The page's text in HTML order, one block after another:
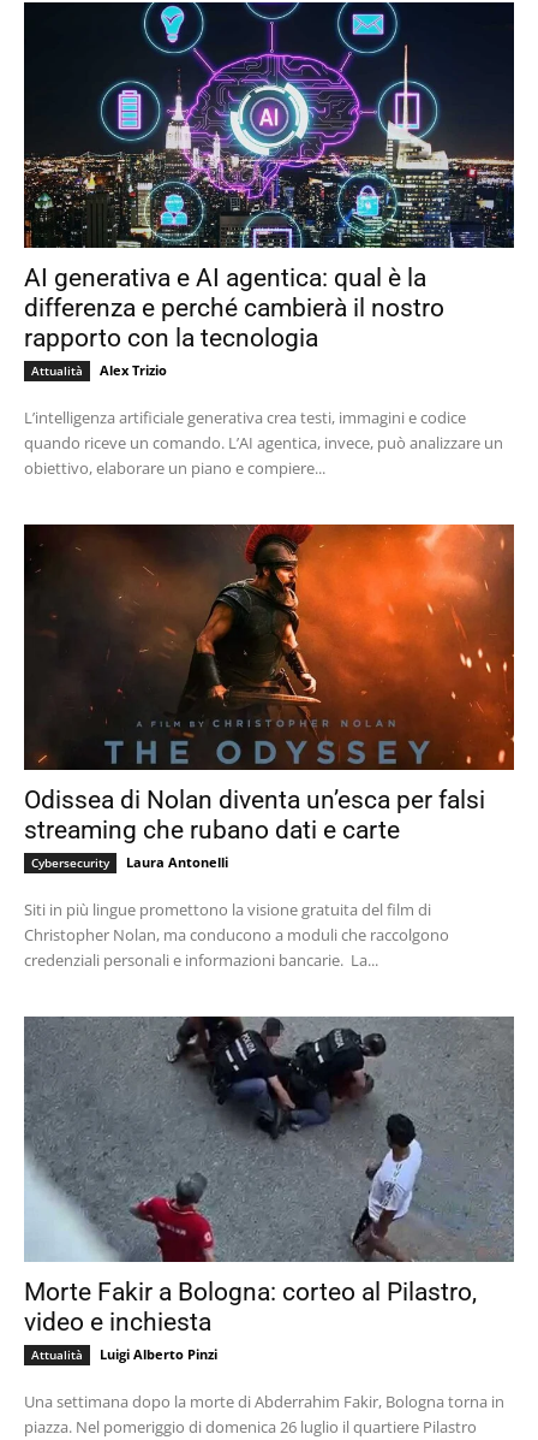
AI generativa e AI agentica: qual è la
differenza e perché cambierà il nostro
rapporto con la tecnologia
Attualità Alex Trizio
L’intelligenza artificiale generativa crea testi, immagini e codice
quando riceve un comando. L’AI agentica, invece, può analizzare un
obiettivo, elaborare un piano e compiere...
Odissea di Nolan diventa un’esca per falsi
streaming che rubano dati e carte
Cybersecurity Laura Antonelli
Siti in più lingue promettono la visione gratuita del film di
Christopher Nolan, ma conducono a moduli che raccolgono
credenziali personali e informazioni bancarie. La...
Morte Fakir a Bologna: corteo al Pilastro,
video e inchiesta
Attualità Luigi Alberto Pinzi
Una settimana dopo la morte di Abderrahim Fakir, Bologna torna in
piazza. Nel pomeriggio di domenica 26 luglio il quartiere Pilastro